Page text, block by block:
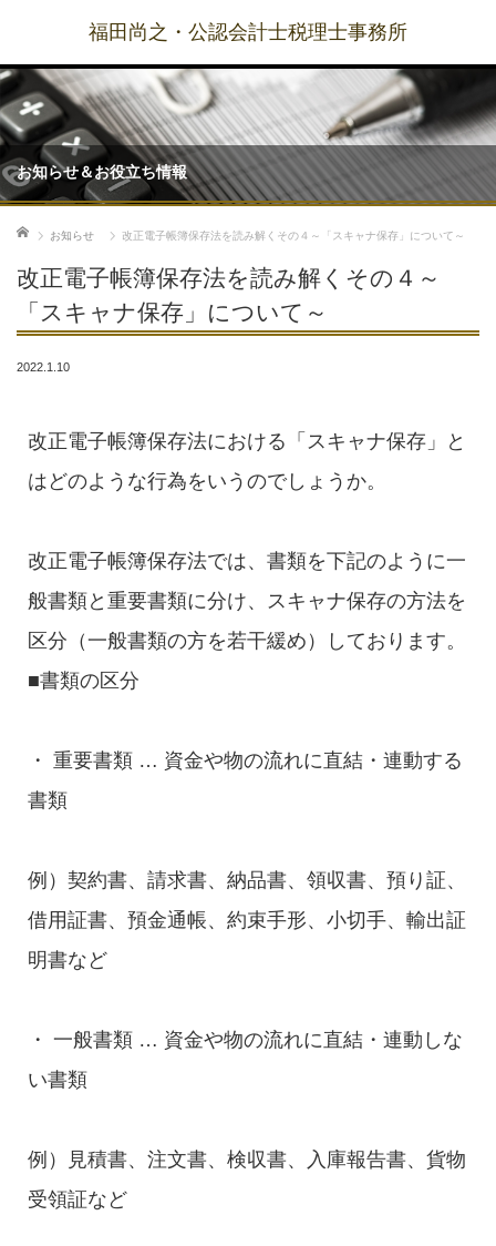
福田尚之・公認会計士税理士事務所
お知らせ＆お役立ち情報
ホーム お知らせ 改正電子帳簿保存法を読み解くその４～「スキャナ保存」について～
改正電子帳簿保存法を読み解くその４～
「スキャナ保存」について～
2022.1.10
改正電子帳簿保存法における「スキャナ保存」と
はどのような行為をいうのでしょうか。
改正電子帳簿保存法では、書類を下記のように一
般書類と重要書類に分け、スキャナ保存の方法を
区分（一般書類の方を若干緩め）しております。
■書類の区分
・ 重要書類 … 資金や物の流れに直結・連動する
書類
例）契約書、請求書、納品書、領収書、預り証、
借用証書、預金通帳、約束手形、小切手、輸出証
明書など
・ 一般書類 … 資金や物の流れに直結・連動しな
い書類
例）見積書、注文書、検収書、入庫報告書、貨物
受領証など